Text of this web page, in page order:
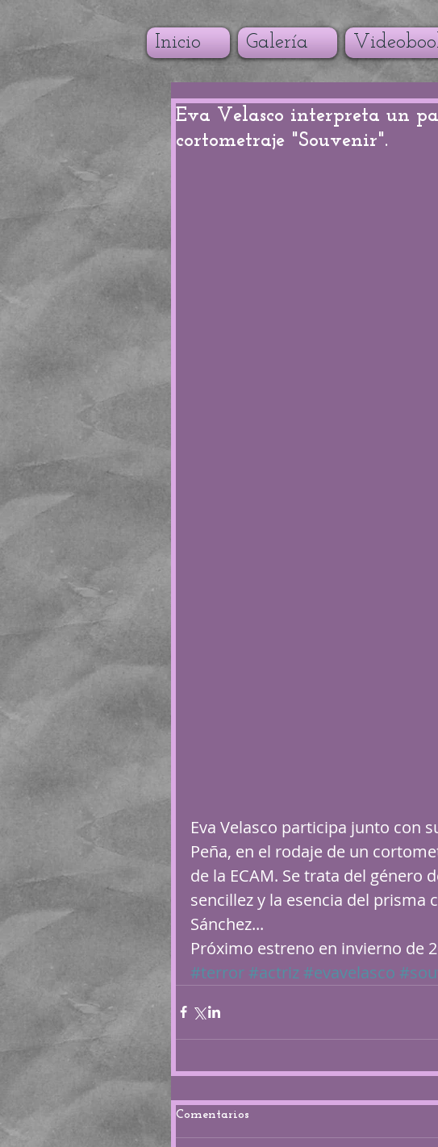
Eva Velasco interpreta un
cortometraje "Souvenir".
Eva Velasco participa junto con
Peña, en el rodaje de un
de la ECAM. Se trata del género
sencillez y la esencia del prisma
Sánchez...
Próximo estreno en invierno de
#terror#actriz#evavelasco
Comentarios
Inicio Galería